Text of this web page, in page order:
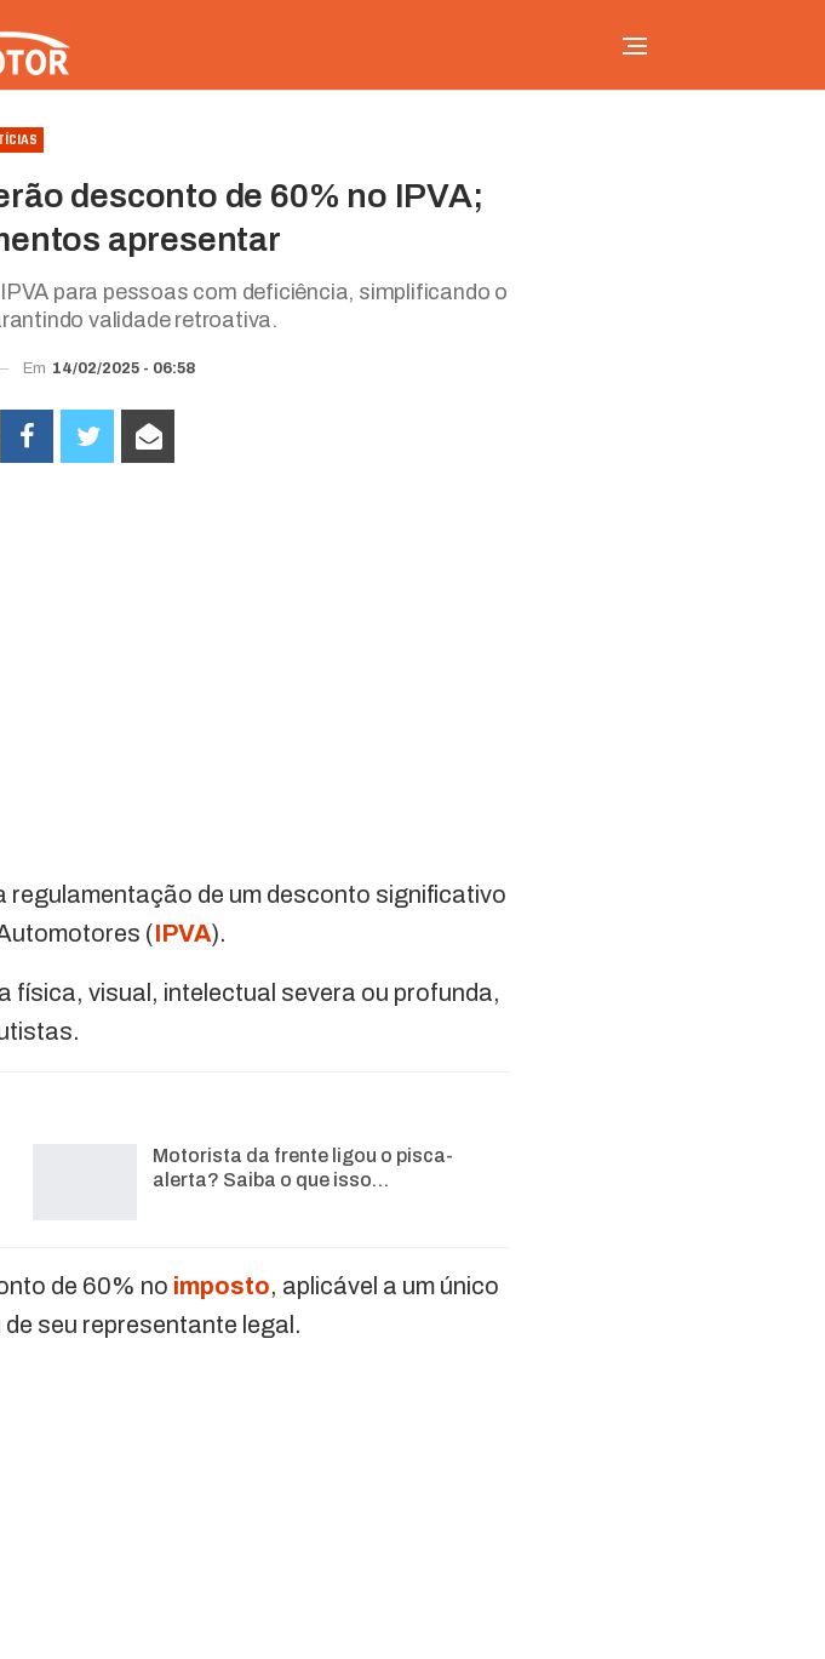
desconto de 60% no IPVA;
apresentar
para pessoas com deficiência, simplificando o
validade retroativa.
Em 14/02/2025 - 06:58
regulamentação de um desconto significativo
(IPVA).
física, visual, intelectual severa ou profunda,
Motorista da frente ligou o pisca-
alerta? Saiba o que isso…
de 60% no imposto, aplicável a um único
seu representante legal.